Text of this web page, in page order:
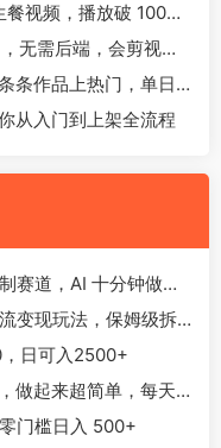
视频，播放破 100w
无需后端，会剪视频
月入5w！！！
条作品上热门，单日
从入门到上架全流程
赛道，AI 十分钟做爆
变现玩法，保姆级拆
日可入2500+
做起来超简单，每天
门槛日入 500+